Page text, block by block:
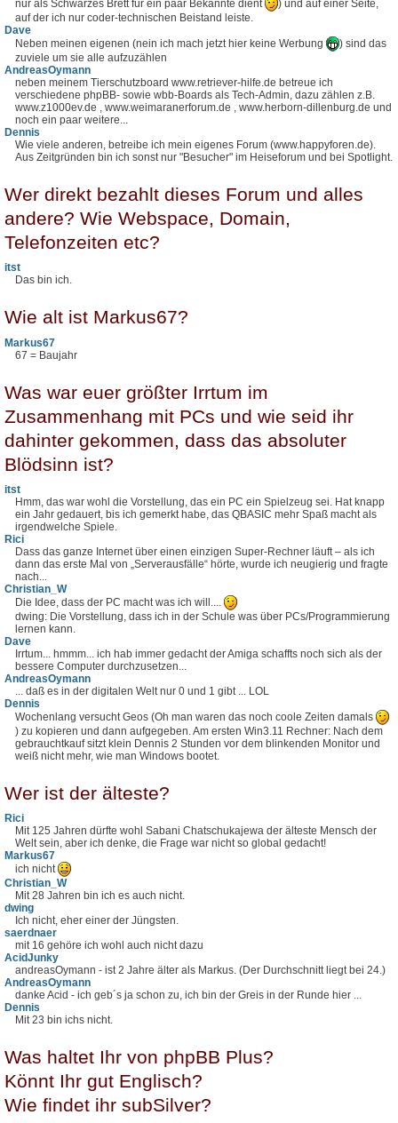
nur als Schwarzes Brett für ein paar Bekannte dient
) und auf einer Seite,
auf der ich nur coder-technischen Beistand leiste.
Dave
Neben meinen eigenen (nein ich mach jetzt hier keine Werbung
) sind das
zuviele um sie alle aufzuzählen
AndreasOymann
neben meinem Tierschutzboard www.retriever-hilfe.de betreue ich
verschiedene phpBB- sowie wbb-Boards als Tech-Admin, dazu zählen z.B.
www.z1000ev.de , www.weimaranerforum.de , www.herborn-dillenburg.de und
noch ein paar weitere...
Dennis
Wie viele anderen, betreibe ich mein eigenes Forum (www.happyforen.de).
Aus Zeitgründen bin ich sonst nur "Besucher" im Heiseforum und bei Spotlight.
Wer direkt bezahlt dieses Forum und alles
andere? Wie Webspace, Domain,
Telefonzeiten etc?
itst
Das bin ich.
Wie alt ist Markus67?
Markus67
67 = Baujahr
Was war euer größter Irrtum im
Zusammenhang mit PCs und wie seid ihr
dahinter gekommen, dass das absoluter
Blödsinn ist?
itst
Hmm, das war wohl die Vorstellung, das ein PC ein Spielzeug sei. Hat knapp
ein Jahr gedauert, bis ich gemerkt habe, das QBASIC mehr Spaß macht als
irgendwelche Spiele.
Rici
Dass das ganze Internet über einen einzigen Super-Rechner läuft – als ich
dann das erste Mal von „Serverausfälle“ hörte, wurde ich neugierig und fragte
nach...
Christian_W
Die Idee, dass der PC macht was ich will....
dwing: Die Vorstellung, dass ich in der Schule was über PCs/Programmierung
lernen kann.
Dave
Irrtum... hmmm... ich hab immer gedacht der Amiga schaffts noch sich als der
bessere Computer durchzusetzen...
AndreasOymann
... daß es in der digitalen Welt nur 0 und 1 gibt ... LOL
Dennis
Wochenlang versucht Geos (Oh man waren das noch coole Zeiten damals
) zu kopieren und dann aufgegeben. Am ersten Win3.11 Rechner: Nach dem
gebrauchtkauf sitzt klein Dennis 2 Stunden vor dem blinkenden Monitor und
weiß nicht mehr, wie man Windows bootet.
Wer ist der älteste?
Rici
Mit 125 Jahren dürfte wohl Sabani Chatschukajewa der älteste Mensch der
Welt sein, aber ich denke, die Frage war nicht so global gedacht!
Markus67
ich nicht
Christian_W
Mit 28 Jahren bin ich es auch nicht.
dwing
Ich nicht, eher einer der Jüngsten.
saerdnaer
mit 16 gehöre ich wohl auch nicht dazu
AcidJunky
andreasOymann - ist 2 Jahre älter als Markus. (Der Durchschnitt liegt bei 24.)
AndreasOymann
danke Acid - ich geb´s ja schon zu, ich bin der Greis in der Runde hier ...
Dennis
Mit 23 bin ichs nicht.
Was haltet Ihr von phpBB Plus?
Könnt Ihr gut Englisch?
Wie findet ihr subSilver?